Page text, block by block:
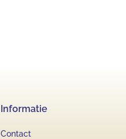
Informatie
Contact